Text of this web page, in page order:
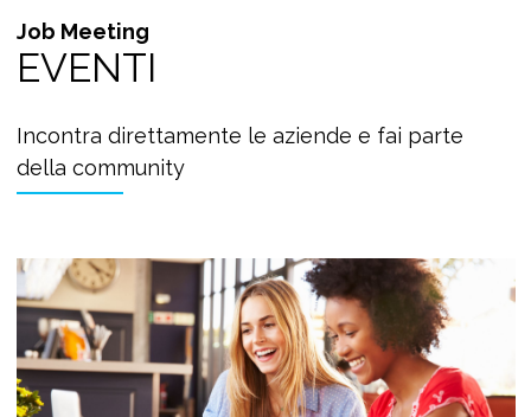
Job Meeting
EVENTI
Incontra direttamente le aziende e fai parte
della community